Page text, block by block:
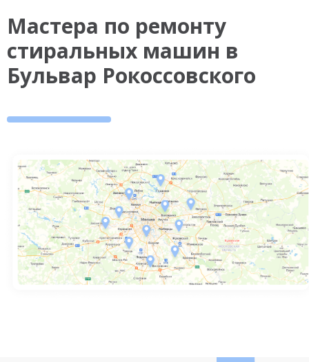
Мастера по ремонту
стиральных машин в
Бульвар Рокоссовского